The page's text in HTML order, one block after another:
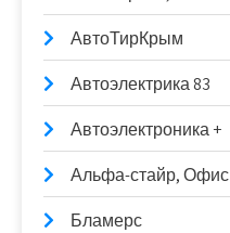
АвтоТирКрым
Автоэлектрика 83
Автоэлектроника +
Альфа-стайр, Офис
Бламерс